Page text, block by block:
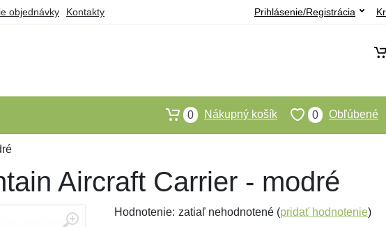
objednávky Kontakty Prihlásenie/Registrácia
0 Obľúbené
0 Nákupný košík
Aircraft Carrier - modré
Hodnotenie: zatiaľ nehodnotené (pridať hodnotenie)